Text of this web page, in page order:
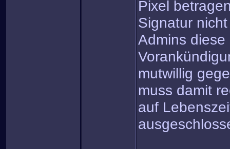
Pixel
Signatur
Admins
mutwillig
muss damit
auf